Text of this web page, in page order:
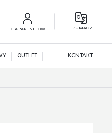
DLA PARTNERÓW TŁUMACZ
OUTLET KONTAKT